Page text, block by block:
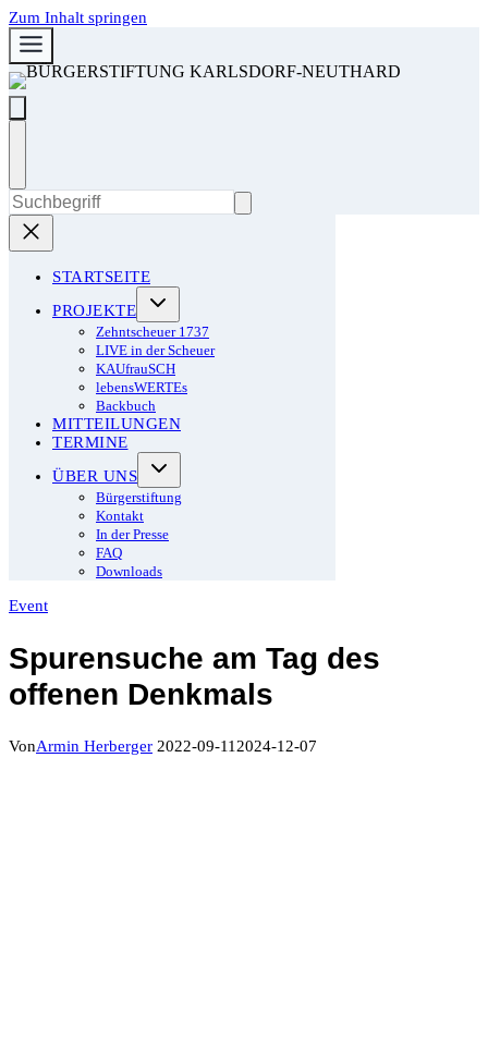
Zum Inhalt springen
STARTSEITE
PROJEKTE
Zehntscheuer 1737
LIVE in der Scheuer
KAUfrauSCH
lebensWERTEs
Backbuch
MITTEILUNGEN
TERMINE
ÜBER UNS
Bürgerstiftung
Kontakt
In der Presse
FAQ
Downloads
Event
Spurensuche am Tag des
offenen Denkmals
VonArmin Herberger 2022-09-11 2024-12-07